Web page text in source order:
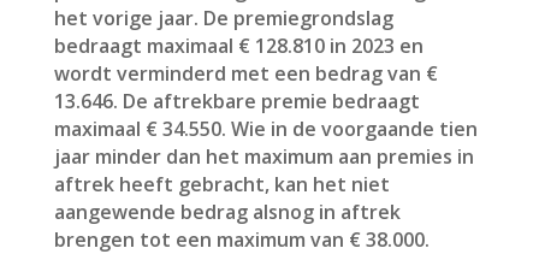
het vorige jaar. De premiegrondslag
bedraagt maximaal € 128.810 in 2023 en
wordt verminderd met een bedrag van €
13.646. De aftrekbare premie bedraagt
maximaal € 34.550. Wie in de voorgaande tien
jaar minder dan het maximum aan premies in
aftrek heeft gebracht, kan het niet
aangewende bedrag alsnog in aftrek
brengen tot een maximum van € 38.000.